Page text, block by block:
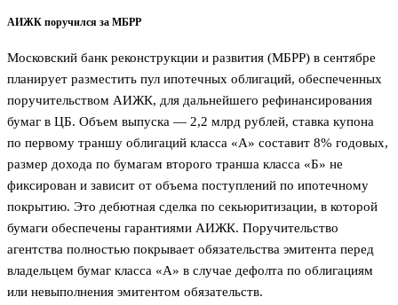
АИЖК поручился за МБРР
Московский банк реконструкции и развития (МБРР) в сентябре
планирует разместить пул ипотечных облигаций, обеспеченных
поручительством АИЖК, для дальнейшего рефинансирования
бумаг в ЦБ. Объем выпуска — 2,2 млрд рублей, ставка купона
по первому траншу облигаций класса «А» составит 8% годовых,
размер дохода по бумагам второго транша класса «Б» не
фиксирован и зависит от объема поступлений по ипотечному
покрытию. Это дебютная сделка по секьюритизации, в которой
бумаги обеспечены гарантиями АИЖК. Поручительство
агентства полностью покрывает обязательства эмитента перед
владельцем бумаг класса «А» в случае дефолта по облигациям
или невыполнения эмитентом обязательств.